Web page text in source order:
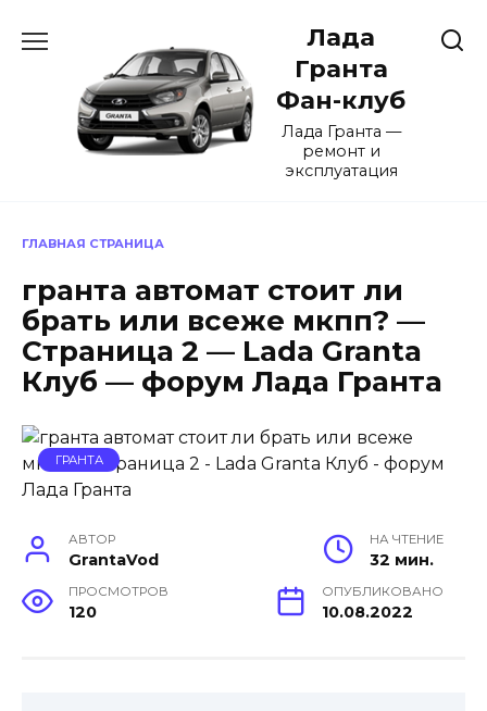
содержанию
Лада
Гранта
Фан-клуб
Лада Гранта —
ремонт и
эксплуатация
ГЛАВНАЯ СТРАНИЦА
гранта автомат стоит ли
брать или всеже мкпп? —
Страница 2 — Lada Granta
Клуб — форум Лада Гранта
ГРАНТА
АВТОР
GrantaVod
НА ЧТЕНИЕ
32 мин.
ПРОСМОТРОВ
120
ОПУБЛИКОВАНО
10.08.2022